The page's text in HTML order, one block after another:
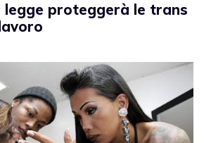
legge proteggerà le trans